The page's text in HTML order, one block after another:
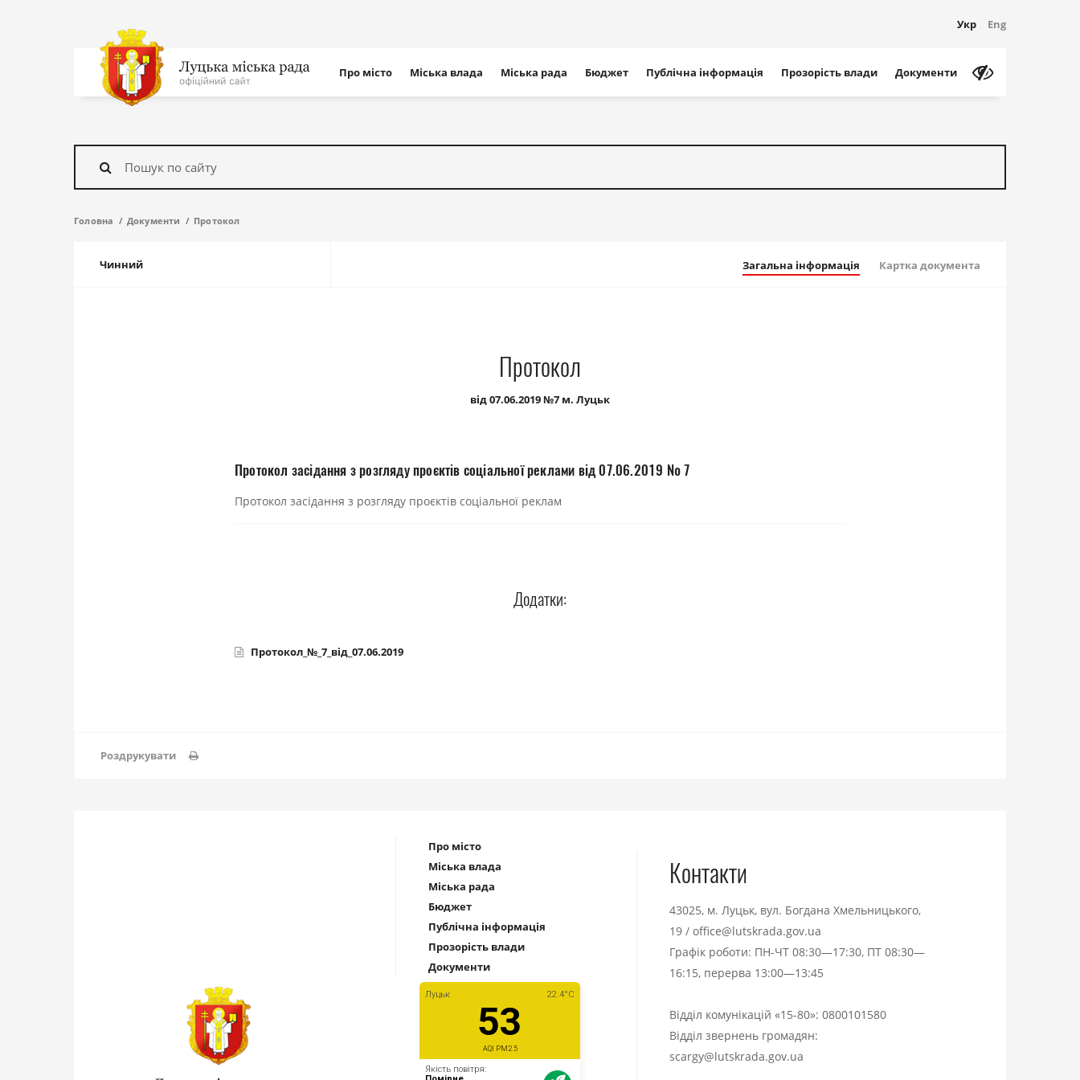
Укр Eng
На
головну
сайту
Про місто Міська влада Міська рада Бюджет Публічна інформація Прозорість влади Документи
Знайти
Головна Документи Протокол
Чинний Загальна інформація Картка документа
Протокол
від 07.06.2019 №7 м. Луцьк
Протокол засідання з розгляду проєктів соціальної реклами від 07.06.2019 № 7
Протокол засідання з розгляду проєктів соціальної реклам
Додатки:
Протокол_№_7_від_07.06.2019
Роздрукувати
Про місто
Міська влада
Міська рада
Бюджет
Публічна інформація
Прозорість влади
Документи
Контакти
43025, м. Луцьк, вул. Богдана Хмельницького,
19 / office@lutskrada.gov.ua
Графік роботи: ПН-ЧТ 08:30—17:30, ПТ 08:30—
16:15, перерва 13:00—13:45
Відділ комунікацій «15-80»: 0800101580
Відділ звернень громадян:
scargy@lutskrada.gov.ua